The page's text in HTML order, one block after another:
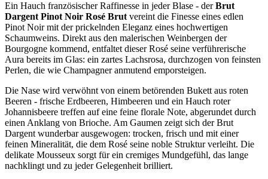
Ein Hauch französischer Raffinesse in jeder Blase - derBrut
Dargent Pinot Noir Rosé Brut vereint die Finesse eines edlen
Pinot Noir mit der prickelnden Eleganz eines hochwertigen
Schaumweins. Direkt aus den malerischen Weinbergen der
Bourgogne kommend, entfaltet dieser Rosé seine verführerische
Aura bereits im Glas: ein zartes Lachsrosa, durchzogen von feinsten
Perlen, die wie Champagner anmutend emporsteigen.
Die Nase wird verwöhnt von einem betörenden Bukett aus roten
Beeren - frische Erdbeeren, Himbeeren und ein Hauch roter
Johannisbeere treffen auf eine feine florale Note, abgerundet durch
einen Anklang von Brioche. Am Gaumen zeigt sich der Brut
Dargent wunderbar ausgewogen: trocken, frisch und mit einer
feinen Mineralität, die dem Rosé seine noble Struktur verleiht. Die
delikate Mousseux sorgt für ein cremiges Mundgefühl, das lange
nachklingt und zu jeder Gelegenheit brilliert.